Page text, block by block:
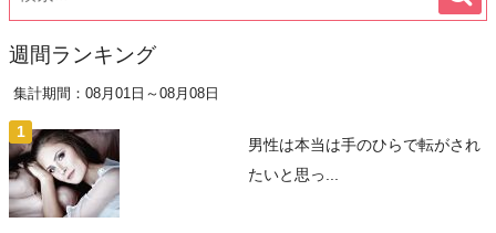
週間ランキング
集計期間：08月01日～08月08日
男性は本当は手のひらで転がされ
たいと思っ...